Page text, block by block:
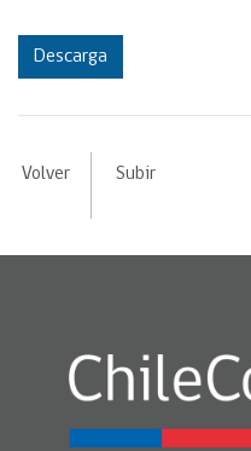
Descarga
Volver Subir